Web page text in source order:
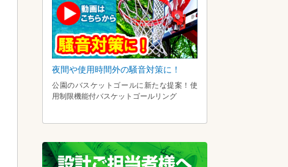
夜間や使用時間外の騒音対策に！
公園のバスケットゴールに新たな提案！使
用制限機能付バスケットゴールリング